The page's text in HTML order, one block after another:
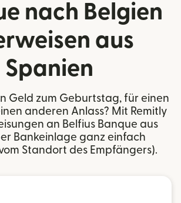
nach Belgien
aus
Spanien
Geld zum Geburtstag, für einen
anderen Anlass? Mit Remitly
an Belfius Banque aus
Bankeinlage ganz einfach
Standort des Empfängers).